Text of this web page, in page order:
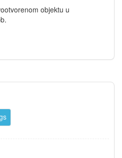
objektu u